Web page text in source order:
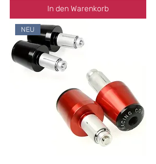
In den Warenkorb
NEU